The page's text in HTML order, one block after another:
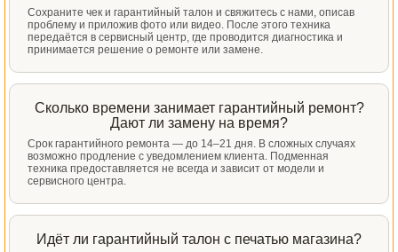
Сохраните чек и гарантийный талон и свяжитесь с нами, описав
проблему и приложив фото или видео. После этого техника
передаётся в сервисный центр, где проводится диагностика и
принимается решение о ремонте или замене.
Сколько времени занимает гарантийный ремонт?
Дают ли замену на время?
Срок гарантийного ремонта — до 14–21 дня. В сложных случаях
возможно продление с уведомлением клиента. Подменная
техника предоставляется не всегда и зависит от модели и
сервисного центра.
Идёт ли гарантийный талон с печатью магазина?